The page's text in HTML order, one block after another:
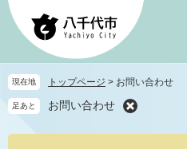
ペ
先
頭
メ
を
飛
現在地 トップページ > お問い合わせ
足あと お問い合わせ